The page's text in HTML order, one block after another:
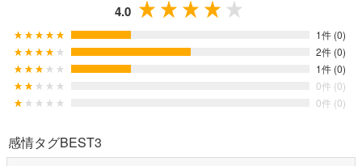
4.0
1件 (0)
2件 (0)
1件 (0)
0件 (0)
0件 (0)
感情タグBEST3